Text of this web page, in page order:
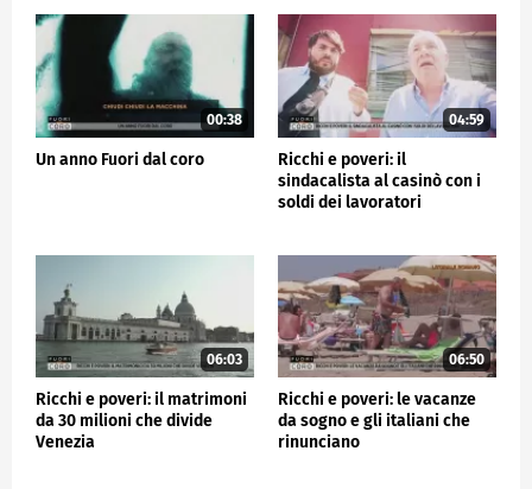
00:38
Un anno Fuori dal coro
04:59
Ricchi e poveri: il
sindacalista al casinò con i
soldi dei lavoratori
06:03
Ricchi e poveri: il matrimoni
da 30 milioni che divide
Venezia
06:50
Ricchi e poveri: le vacanze
da sogno e gli italiani che
rinunciano